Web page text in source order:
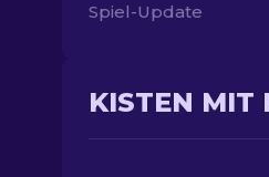
Spiel-Update
KISTEN MIT